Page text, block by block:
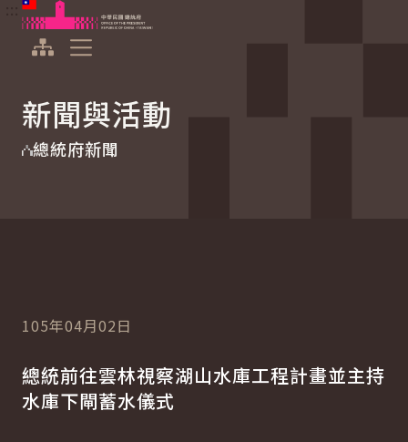
跳到主要內容
中華民國總統府
新聞與活動
總統府新聞
105年04月02日
總統前往雲林視察湖山水庫工程計畫並主持
水庫下閘蓄水儀式